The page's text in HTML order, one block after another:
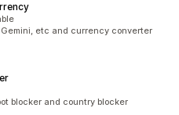
etc and currency converter
blocker and country blocker